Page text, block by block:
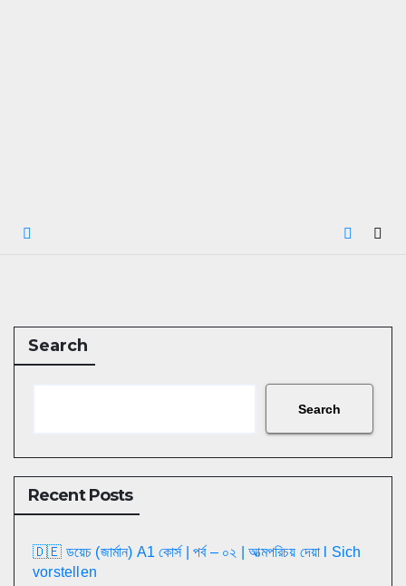
Search
Search
Recent Posts
🇩🇪 ডয়েচ (জার্মান) A1 কোর্স | পর্ব – ০২ | আত্মপরিচয় দেয়া l Sich
vorstellen